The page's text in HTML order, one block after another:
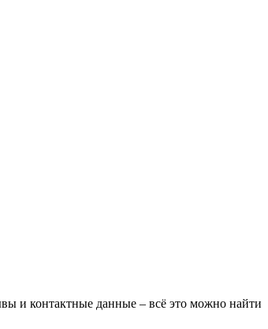
и контактные данные – всё это можно найти